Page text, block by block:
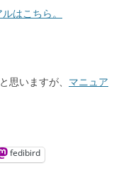
はこちら。
思いますが、 マニュア
fedibird